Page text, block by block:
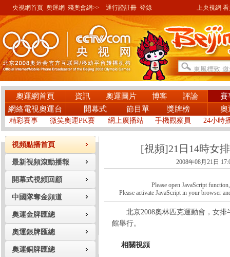
央視網首頁 奧運網 殘奧會網>> 通行證註冊 登錄 上央視網 看奧
奧運網首頁 資訊 奧運圖片 博客 評論
賽
網絡電視奧運台
開幕式 節目單 獎牌榜 奧
精彩賽事 微笑奧運PK賽 網上廣播站 手機觀察員 24小時
視頻點播首頁
最新視頻滾動播報
開幕式視頻回顧
中國隊奪金頻道
奧運金牌匯總
奧運銀牌匯總
奧運銅牌匯總
[視頻]21日14時女
2008年08月21日
Please open JavaScript
Please activate JavaScript in your browser
北京2008奧林匹克運動會，女排
館舉行。
相關視頻